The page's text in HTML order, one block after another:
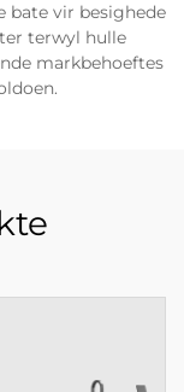
bate vir besighede
terwyl hulle
markbehoeftes